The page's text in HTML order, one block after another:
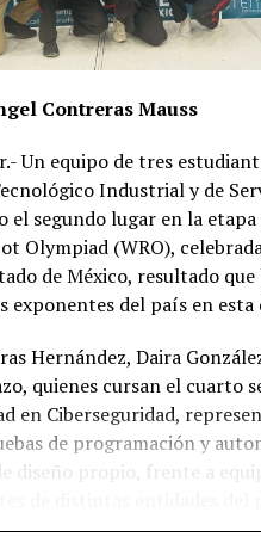
Contreras Mauss
Un equipo de tres
Industrial y de
el segundo lugar en la
Olympiad (WRO),
de México, resultado
exponentes del país en esta
Hernández, Daira
quienes cursan el cuarto
en Ciberseguridad,
de programación y
diseño propio, frente a